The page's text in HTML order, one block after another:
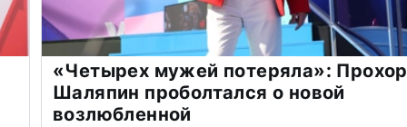
«Четырех мужей потеряла»: Прохор
Шаляпин проболтался о новой
возлюбленной